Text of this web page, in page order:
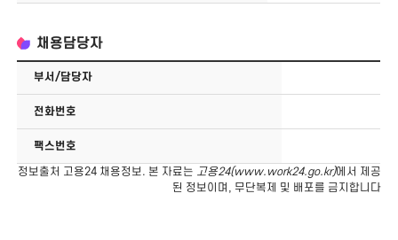
채용담당자
부서/담당자
전화번호
팩스번호
정보출처 고용24 채용정보. 본 자료는 고용24(www.work24.go.kr)에서 제공
된 정보이며, 무단복제 및 배포를 금지합니다